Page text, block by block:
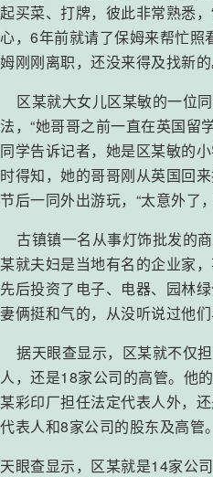
起买菜、打牌，彼此非常熟悉
心，6年前就请了保姆来帮忙照
姆刚刚离职，还没来得及找新的
区某就大女儿区某敏的一位
法，“她哥哥之前一直在英国留
同学告诉记者，她是区某敏的
时得知，她的哥哥刚从英国回
节后一同外出游玩，“太意外了
古镇镇一名从事灯饰批发的
某就夫妇是当地有名的企业家
先后投资了电子、电器、园林
妻俩挺和气的，从没听说过他
据天眼查显示，区某就不仅
人，还是18家公司的高管。他
某彩印厂担任法定代表人外，
代表人和8家公司的股东及高管。
天眼查显示，区某就是14家公